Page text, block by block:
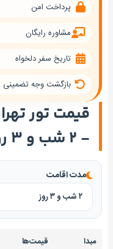
قیمت تور
- ۲ شب و ۳ روز
مدت اقامت
مبدا قیمت‌ها
پرداخت امن
مشاوره رایگان
تاریخ سفر دلخواه
بازگشت وجه تضمینی